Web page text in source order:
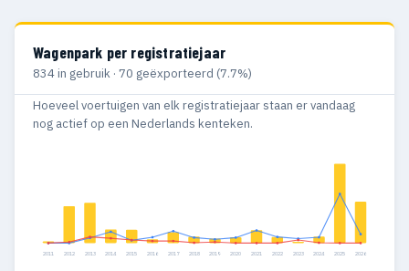
Wagenpark per registratiejaar
834 in gebruik · 70 geëxporteerd (7.7%)
Hoeveel voertuigen van elk registratiejaar staan er vandaag
nog actief op een Nederlands kenteken.
2011 2012 2013 2014 2015 2016 2017 2018 2019 2020 2021 2022 2023 2024 2025 2026